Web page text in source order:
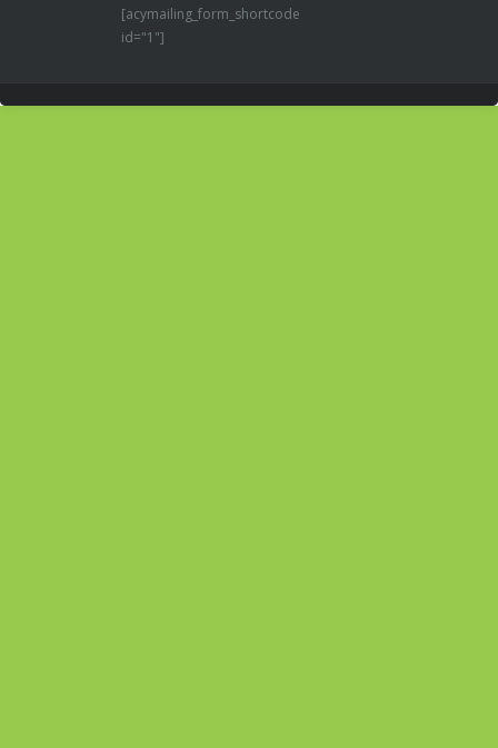
[acymailing_form_shortcode
id="1"]